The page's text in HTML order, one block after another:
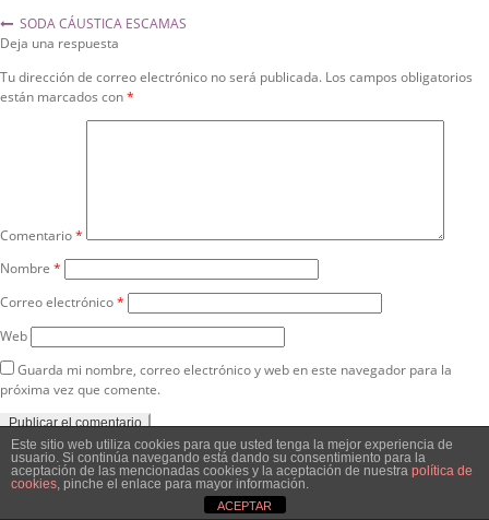
Navegación
de
SODA CÁUSTICA ESCAMAS
Deja una respuesta
Tu dirección de correo electrónico no será publicada. Los campos obligatorios
están marcados con*
Comentario*
Nombre *
Correo electrónico*
Web
Guarda mi nombre, correo electrónico y web en este navegador para la
próxima vez que comente.
Este sitio web utiliza cookies para que usted tenga la mejor experiencia de
usuario. Si continúa navegando está dando su consentimiento para la
aceptación de las mencionadas cookies y la aceptación de nuestra política de
cookies, pinche el enlace para mayor información.
ACEPTAR